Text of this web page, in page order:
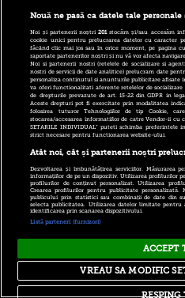
Numarul
imigrantilor care
cersesc in Suedia,
majoritatea din
Romania si
Bulgaria, s-a dublat
intr-un an
24 ianuarie 2015
90% dintre cei care
cersesc in Suedia
sunt romani. Cat
Nouă ne pasă ca datele tale
Noi și partenerii noștri201stocăm și/sau accesăm
cookie unici pentru prelucrarea datelor cu caracter
făcând clic mai jos sau în orice moment, pe pagina
raportate partenerilor noștri și nu vă vor afecta
Noi si partenerii nostri (retelele de socializare si
nostri de servicii de date analitice) prelucram date
personaliza continutul si anunturile publicitare afisate
va oferi functionalitati aferente retelelor de
de drepturile prevazute de art. 15-22 din GDPR in
Aceste drepturi pot fi exercitate prin modalitatea
folosirea tuturor Tehnologiilor de tip Cookie,
stocarea/accesarea informatiilor de catre Vendor-ii cu
SETARILE INDIVIDUAL” puteti schimba
strict necesare pentru functionarea website-ului.
Atât noi, cât și partenerii noștri
Dezvoltarea și îmbunătățirea serviciilor. Măsurarea
informațiilor de pe un dispozitiv. Utilizarea profilurilor
profilurilor de conținut personalizat. Utilizarea
Crearea profilurilor pentru publicitate personalizată.
publicului prin statistici sau combinații de date din
selecta publicitatea. Utilizarea datelor limitate pentru
identificarea prin scanarea dispozitivului.
Listă parteneri (furnizori)
ACCEPT
RESPING
VREAU SA MODIFIC